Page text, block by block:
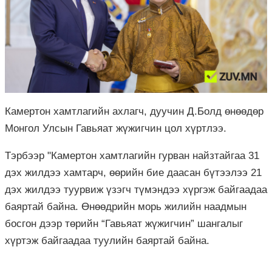
Камертон хамтлагийн ахлагч, дуучин Д.Болд өнөөдөр
Монгол Улсын Гавьяат жүжигчин цол хүртлээ.
Тэрбээр "Камертон хамтлагийн гурван найзтайгаа 31
дэх жилдээ хамтарч, өөрийн бие даасан бүтээлээ 21
дэх жилдээ туурвиж үзэгч түмэндээ хүргэж байгаадаа
баяртай байна. Өнөөдрийн морь жилийн наадмын
босгон дээр төрийн “Гавьяат жүжигчин” шангалыг
хүртэж байгаадаа туулийн баяртай байна.